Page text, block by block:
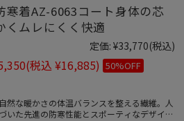
寒着AZ-6063コート身体の芯
くムレにくく快適
定価: ¥33,770(税込)
(税込 ¥16,885) 50%OFF
自然な暖かさの体温バランスを整える繊維。人
いた先進の防寒性能とスポーティなデザイン